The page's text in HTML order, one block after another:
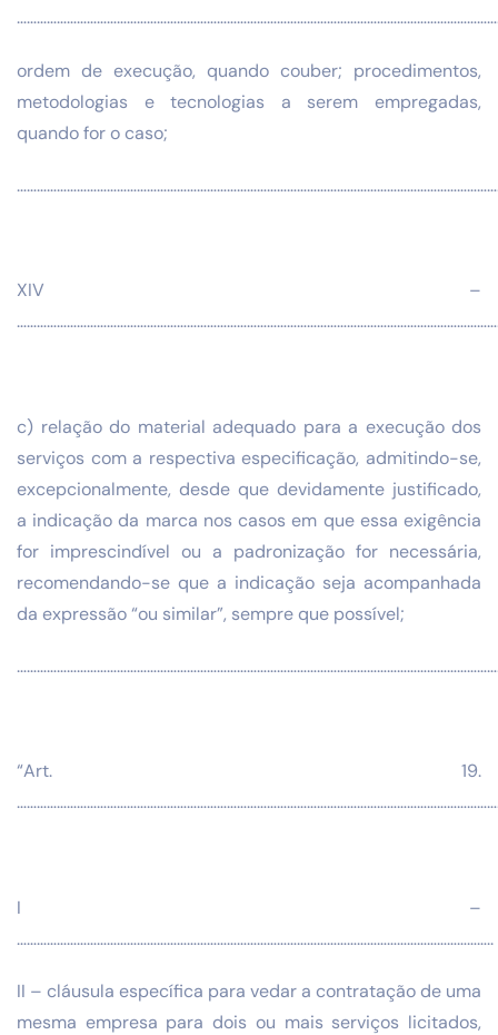
ordem de execução, quando couber; procedimentos,
metodologias e tecnologias a serem empregadas,
quando for o caso;
XIV –
c) relação do material adequado para a execução dos
serviços com a respectiva especificação, admitindo-se,
excepcionalmente, desde que devidamente justificado,
a indicação da marca nos casos em que essa exigência
for imprescindível ou a padronização for necessária,
recomendando-se que a indicação seja acompanhada
da expressão “ou similar”, sempre que possível;
“Art. 19.
I –
……………………………………………………………………………………………………………………………..
II – cláusula específica para vedar a contratação de uma
mesma empresa para dois ou mais serviços licitados,